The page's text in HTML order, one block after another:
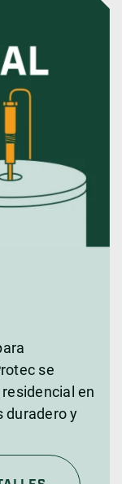
se
en
duradero y